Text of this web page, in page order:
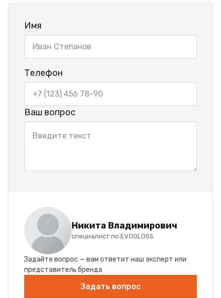
Имя
Телефон
Ваш вопрос
Никита Владимирович
специалист по EVOGLOSS
Задайте вопрос — вам ответит наш эксперт или
представитель бренда
Задать вопрос